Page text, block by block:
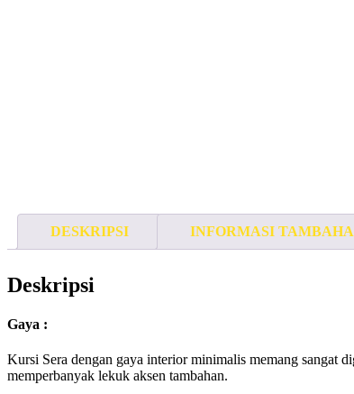
DESKRIPSI INFORMASI
Deskripsi
Gaya :
Kursi Sera dengan gaya interior minimalis memang sangat
memperbanyak lekuk aksen tambahan.